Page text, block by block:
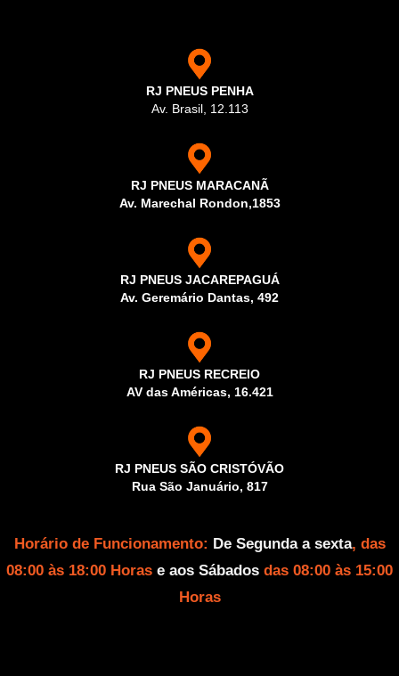
RJ PNEUS PENHA
Av. Brasil, 12.113
RJ PNEUS MARACANÃ
Av. Marechal Rondon,1853
RJ PNEUS JACAREPAGUÁ
Av. Geremário Dantas, 492
RJ PNEUS RECREIO
AV das Américas, 16.421
RJ PNEUS SÃO CRISTÓVÃO
Rua São Januário, 817
Horário de Funcionamento: De Segunda a sexta, das
08:00 às 18:00 Horas e aos Sábados das 08:00 às 15:00
Horas